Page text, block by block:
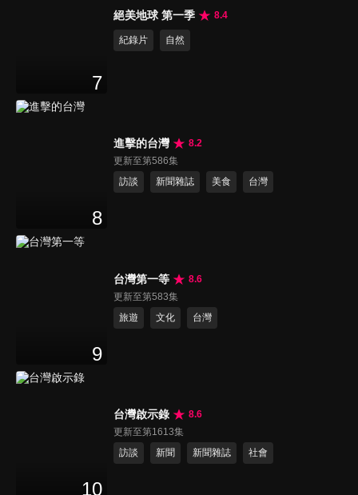
7
絕美地球 第一季 8.4
紀錄片 自然
8
進擊的台灣
8.2
更新至第586集
訪談
新聞雜誌 美食 台灣
9
台灣第一等
8.6
更新至第583集
旅遊
文化 台灣
10
台灣啟示錄
8.6
更新至第1613集
訪談
新聞 新聞雜誌 社會